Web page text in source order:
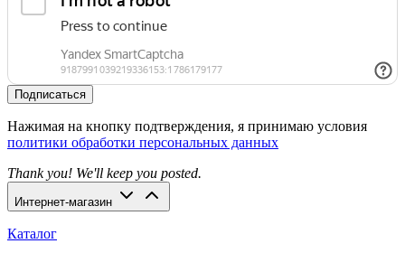
Подписаться
Нажимая на кнопку подтверждения, я принимаю условия
политики обработки персональных данных
Thank you! We'll keep you posted.
Интернет-магазин
Каталог